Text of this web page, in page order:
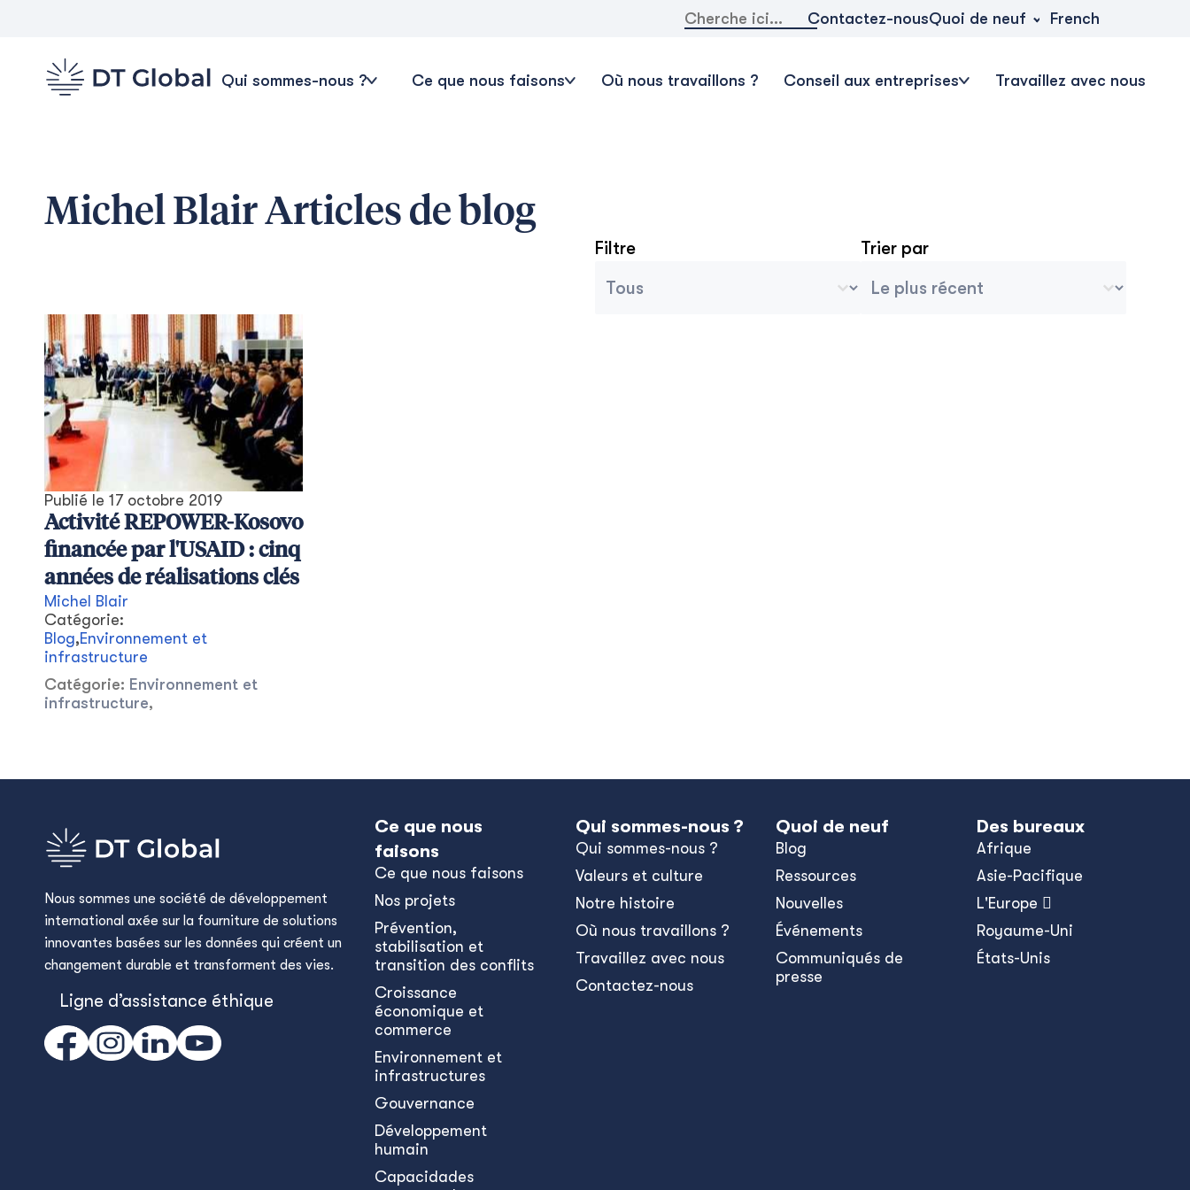
Rechercher: Contactez-nousQuoi de neuf French
Qui sommes-nous ? Ce que nous faisons Où nous travaillons ? Conseil aux entreprises Travaillez avec nous
Michel BlairArticles de blog
Filtre
Trier par
Publié le 17 octobre 2019
Activité REPOWER-Kosovo
financée par l'USAID : cinq
années de réalisations clés
Michel Blair
Catégorie:
Blog,Environnement et
infrastructure
Catégorie: Environnement et
infrastructure,
Nous sommes une société de développement
international axée sur la fourniture de solutions
innovantes basées sur les données qui créent un
changement durable et transforment des vies.
Ligne d’assistance éthique
Ce que nous
faisons
Ce que nous faisons
Nos projets
Prévention,
stabilisation et
transition des conflits
Croissance
économique et
commerce
Environnement et
infrastructures
Gouvernance
Développement
humain
Capacidades
Qui sommes-nous ?
Qui sommes-nous ?
Valeurs et culture
Notre histoire
Où nous travaillons ?
Travaillez avec nous
Contactez-nous
Quoi de neuf
Blog
Ressources
Nouvelles
Événements
Communiqués de
presse
Des bureaux
Afrique
Asie-Pacifique
L'Europe 
Royaume-Uni
États-Unis